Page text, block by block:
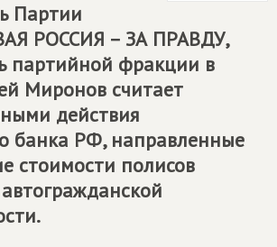
Партии
РОССИЯ – ЗА ПРАВДУ,
партийной фракции в
Миронов считает
действия
банка РФ, направленные
стоимости полисов